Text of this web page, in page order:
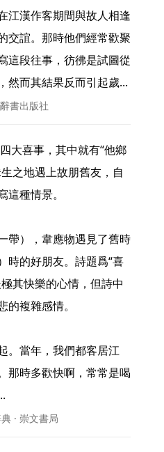
江漢作客期間與故人相逢
交誼。那時他們經常歡聚
這段往事，彷彿是試圖從
然而其結果反而引起歲...
書出版社
之地遇上故朋舊友，自
種情景。
帶），韋應物遇見了舊時
時的好朋友。詩題爲“喜
其快樂的心情，但詩中
複雜感情。
。當年，我們都客居江
那時多歡快啊，常常是喝
· 崇文書局